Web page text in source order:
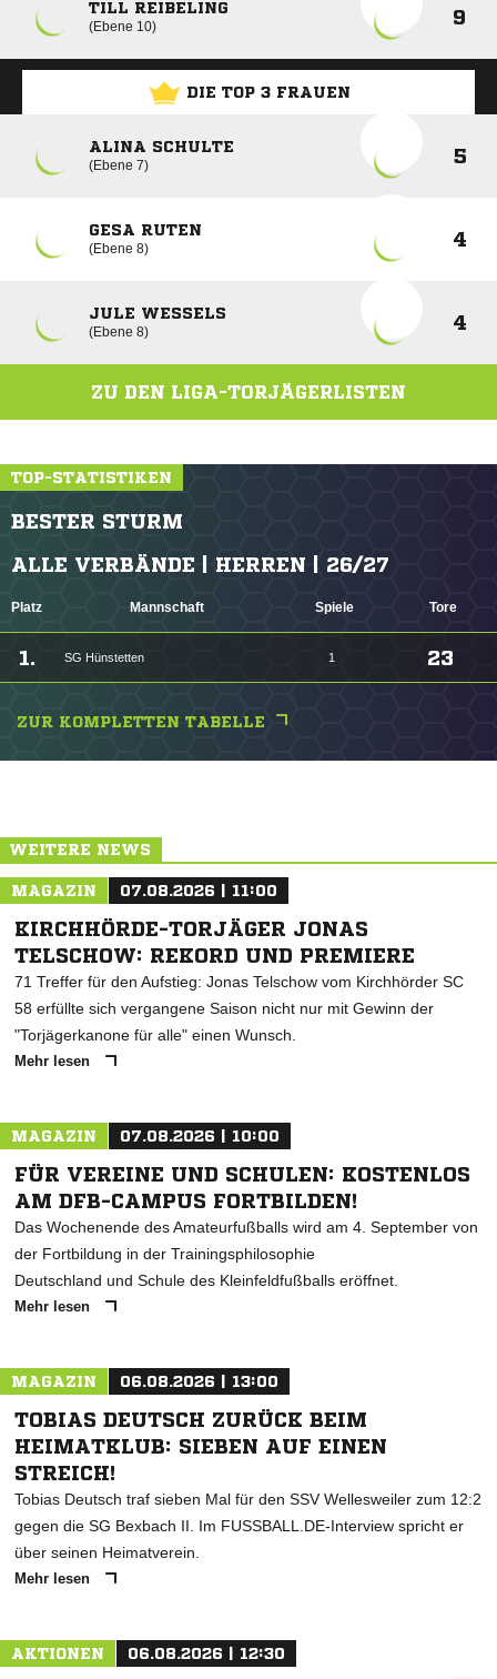
TILL REIBELING
Ebene 10
9
DIE TOP 3 FRAUEN
ALINA SCHULTE
Ebene 7
5
GESA RUTEN
Ebene 8
4
JULE WESSELS
Ebene 8
4
ZU DEN LIGA-TORJÄGERLISTEN
TOP-STATISTIKEN
BESTER STURM
ALLE VERBÄNDE | HERREN | 26/27
Platz Mannschaft Spiele Tore
1. SG Hünstetten 1 23
ZUR KOMPLETTEN TABELLE
WEITERE NEWS
MAGAZIN 07.08.2026 | 11:00
KIRCHHÖRDE-TORJÄGER JONAS
TELSCHOW: REKORD UND PREMIERE
71 Treffer für den Aufstieg: Jonas Telschow vom Kirchhörder SC
58 erfüllte sich vergangene Saison nicht nur mit Gewinn der
"Torjägerkanone für alle" einen Wunsch.
Mehr lesen
MAGAZIN 07.08.2026 | 10:00
FÜR VEREINE UND SCHULEN: KOSTENLOS
AM DFB-CAMPUS FORTBILDEN!
Das Wochenende des Amateurfußballs wird am 4. September von
der Fortbildung in der Trainingsphilosophie
Deutschland und Schule des Kleinfeldfußballs eröffnet.
Mehr lesen
MAGAZIN 06.08.2026 | 13:00
TOBIAS DEUTSCH ZURÜCK BEIM
HEIMATKLUB: SIEBEN AUF EINEN
STREICH!
Tobias Deutsch traf sieben Mal für den SSV Wellesweiler zum 12:2
gegen die SG Bexbach II. Im FUSSBALL.DE-Interview spricht er
über seinen Heimatverein.
Mehr lesen
AKTIONEN 06.08.2026 | 12:30